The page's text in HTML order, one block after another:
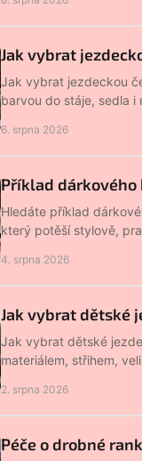
Jak vybrat
Jak vybrat jezdeckou
barvou do stáje, sedla i
6. srpna 2026
Příklad
Hledáte příklad
který potěší stylově,
4. srpna 2026
Jak vybrat dětské
Jak vybrat dětské
materiálem, střihem,
2. srpna 2026
Péče o drobné